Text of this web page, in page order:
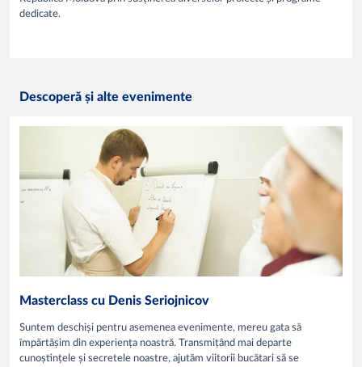
dedicate.
Descoperă și alte evenimente
Masterclass cu Denis Seriojnicov
Suntem deschiși pentru asemenea evenimente, mereu gata să
împărtășim din experiența noastră. Transmițând mai departe
cunoștințele și secretele noastre, ajutăm viitorii bucătari să se